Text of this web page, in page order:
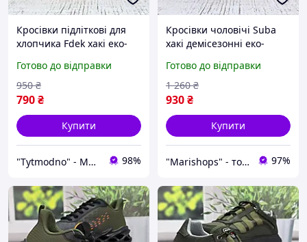
Кросівки підліткові для
хлопчика Fdek хакі еко-
7144
Готово до відправки
790₴
950 ₴
Купити
"Tytmodno" - Модно, не завжди дорого! 98%
Кросівки чоловічі Suba
хакі демісезонні еко-
Готово до відправки
930₴
1 260 ₴
Купити
"Marishops" - товари для всієї родини 97%